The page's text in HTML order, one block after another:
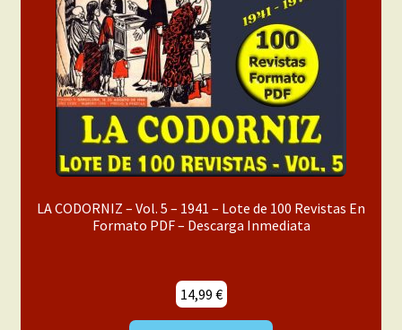
LA CODORNIZ – Vol. 5 – 1941 – Lote de 100 Revistas En
Formato PDF – Descarga Inmediata
14,99 €